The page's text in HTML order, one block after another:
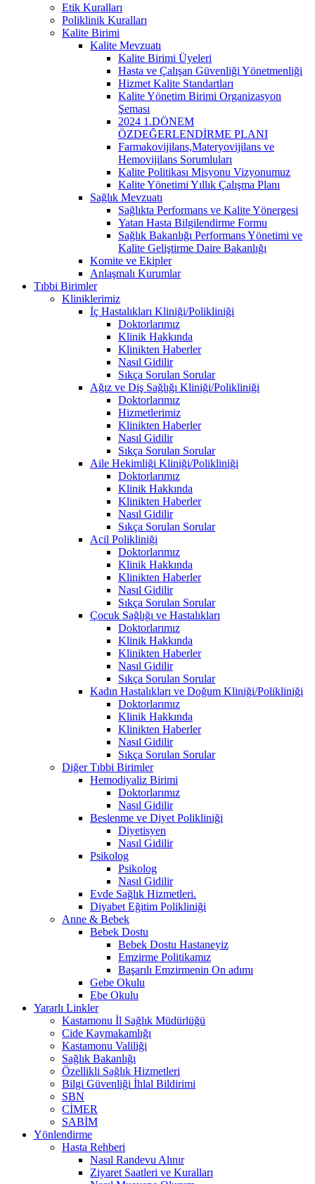
Etik Kuralları
Poliklinik Kuralları
Kalite Birimi
Kalite Mevzuatı
Kalite Birimi Üyeleri
Hasta ve Çalışan Güvenliği Yönetmenliği
Hizmet Kalite Standartları
Kalite Yönetim Birimi Organizasyon
Şeması
2024 1.DÖNEM
ÖZDEĞERLENDİRME PLANI
Farmakovijilans,Materyovijilans ve
Hemovijilans Sorumluları
Kalite Politikası Misyonu Vizyonumuz
Kalite Yönetimi Yıllık Çalışma Planı
Sağlık Mevzuatı
Sağlıkta Performans ve Kalite Yönergesi
Yatan Hasta Bilgilendirme Formu
Sağlık Bakanlığı Performans Yönetimi ve
Kalite Geliştirme Daire Bakanlığı
Komite ve Ekipler
Anlaşmalı Kurumlar
Tıbbi Birimler
Kliniklerimiz
İç Hastalıkları Kliniği/Polikliniği
Doktorlarımız
Klinik Hakkında
Klinikten Haberler
Nasıl Gidilir
Sıkça Sorulan Sorular
Ağız ve Diş Sağlığı Kliniği/Polikliniği
Doktorlarımız
Hizmetlerimiz
Klinikten Haberler
Nasıl Gidilir
Sıkça Sorulan Sorular
Aile Hekimliği Kliniği/Polikliniği
Doktorlarımız
Klinik Hakkında
Klinikten Haberler
Nasıl Gidilir
Sıkça Sorulan Sorular
Acil Polikliniği
Doktorlarımız
Klinik Hakkında
Klinikten Haberler
Nasıl Gidilir
Sıkça Sorulan Sorular
Çocuk Sağlığı ve Hastalıkları
Doktorlarımız
Klinik Hakkında
Klinikten Haberler
Nasıl Gidilir
Sıkça Sorulan Sorular
Kadın Hastalıkları ve Doğum Kliniği/Polikliniği
Doktorlarımız
Klinik Hakkında
Klinikten Haberler
Nasıl Gidilir
Sıkça Sorulan Sorular
Diğer Tıbbi Birimler
Hemodiyaliz Birimi
Doktorlarımız
Nasıl Gidilir
Beslenme ve Diyet Polikliniği
Diyetisyen
Nasıl Gidilir
Psikolog
Psikolog
Nasıl Gidilir
Evde Sağlık Hizmetleri.
Diyabet Eğitim Polikliniği
Anne & Bebek
Bebek Dostu
Bebek Dostu Hastaneyiz
Emzirme Politikamız
Başarılı Emzirmenin On adımı
Gebe Okulu
Ebe Okulu
Yararlı Linkler
Kastamonu İl Sağlık Müdürlüğü
Cide Kaymakamlığı
Kastamonu Valiliği
Sağlık Bakanlığı
Özellikli Sağlık Hizmetleri
Bilgi Güvenliği İhlal Bildirimi
SBN
CİMER
SABİM
Yönlendirme
Hasta Rehberi
Nasıl Randevu Alınır
Ziyaret Saatleri ve Kuralları